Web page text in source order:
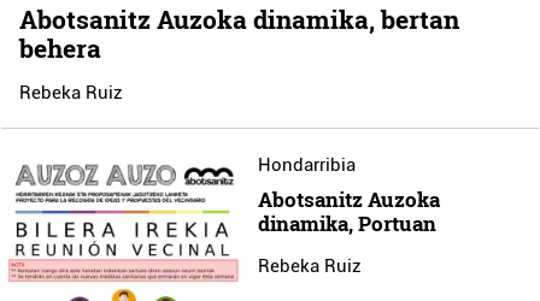
Abotsanitz Auzoka dinamika, bertan
behera
Rebeka Ruiz
Hondarribia
Abotsanitz Auzoka
dinamika, Portuan
Rebeka Ruiz